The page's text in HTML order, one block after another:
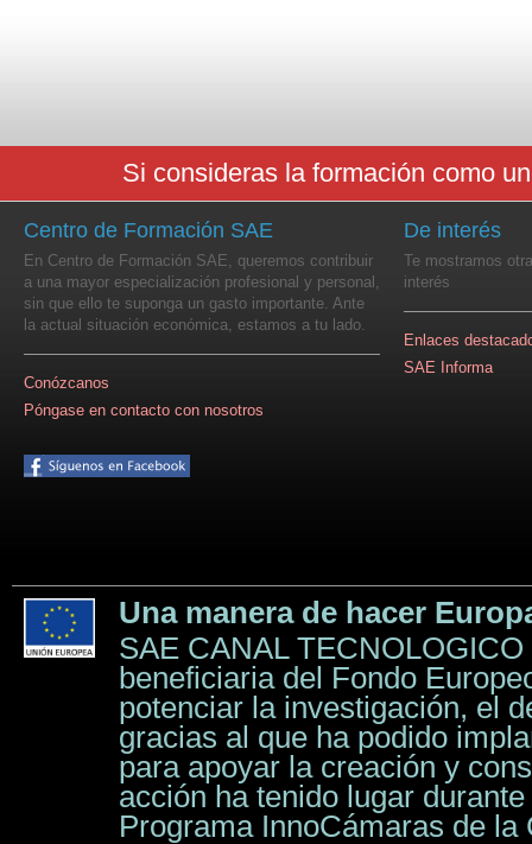
Si consideras la formación como
Centro de Formación SAE
En Centro de Formación SAE, queremos contribuir
a una mayor especialización profesional y personal,
sin que ello te suponga un gasto importante. Ante
la actual situación económica, estamos a tu lado.
Conózcanos
Póngase en contacto con nosotros
De interés
Te mostramos
interés
Enlaces
SAE Informa
Una manera de hacer
SAE CANAL
beneficiaria del Fondo
potenciar la investigación, el
gracias al que ha podido
para apoyar la creación y
acción ha tenido lugar
Programa InnoCámaras de la